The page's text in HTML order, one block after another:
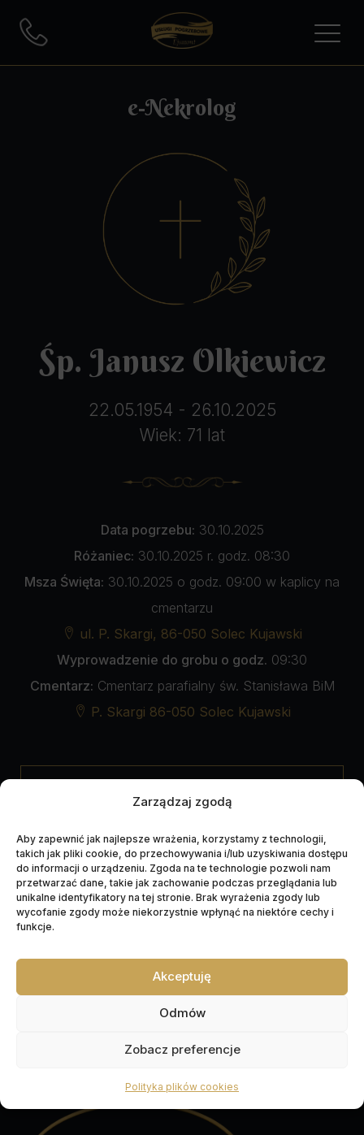
Zarządzaj zgodą
Aby zapewnić jak najlepsze wrażenia, korzystamy z technologii,
takich jak pliki cookie, do przechowywania i/lub uzyskiwania dostępu
do informacji o urządzeniu. Zgoda na te technologie pozwoli nam
przetwarzać dane, takie jak zachowanie podczas przeglądania lub
unikalne identyfikatory na tej stronie. Brak wyrażenia zgody lub
wycofanie zgody może niekorzystnie wpłynąć na niektóre cechy i
funkcje.
Akceptuję
Odmów
Zobacz preferencje
Polityka plików cookies
e-Nekrolog
Śp. Janusz Olkiewicz
22.05.1954 - 26.10.2025
Wiek: 71 lat
Data pogrzebu: 30.10.2025
Różaniec: 30.10.2025 r. godz. 08:30
Msza Święta: 30.10.2025 o godz. 09:00 w kaplicy na
cmentarzu
ul. P. Skargi, 86-050 Solec Kujawski
Wyprowadzenie do grobu o godz. 09:30
Cmentarz: Cmentarz parafialny św. Stanisława BiM
P. Skargi 86-050 Solec Kujawski
Napędzane przez technologię